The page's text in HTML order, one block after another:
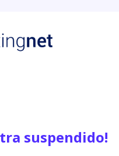
suspendido!